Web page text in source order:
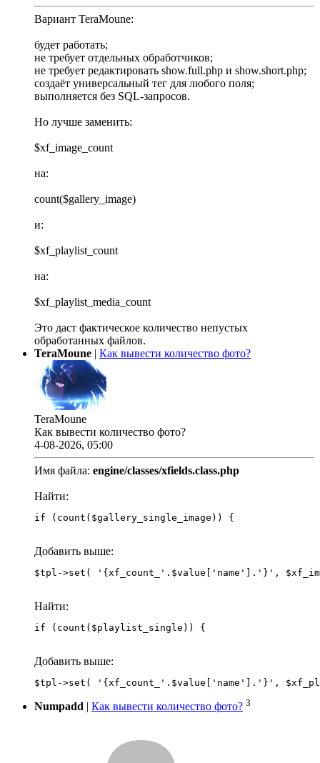
Вариант TeraMoune:
будет работать;
не требует отдельных обработчиков;
не требует редактировать show.full.php и show.short.php;
создаёт универсальный тег для любого поля;
выполняется без SQL-запросов.
Но лучше заменить:
$xf_image_count
на:
count($gallery_image)
и:
$xf_playlist_count
на:
$xf_playlist_media_count
Это даст фактическое количество непустых
обработанных файлов.
TeraMoune | Как вывести количество фото?
TeraMoune
Как вывести количество фото?
4-08-2026, 05:00
Имя файла: engine/classes/xfields.class.php
Найти:
if (count($gallery_single_image)) {
Добавить выше:
Найти:
if (count($playlist_single)) {
Добавить выше:
Numpadd | Как вывести количество фото? 3